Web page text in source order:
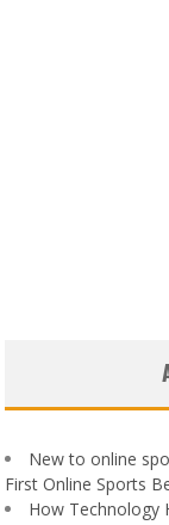
New to online
First Online Sports
How Technology